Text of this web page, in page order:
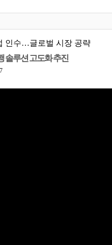
인수…글로벌 시장 공략
솔루션 고도화 추진